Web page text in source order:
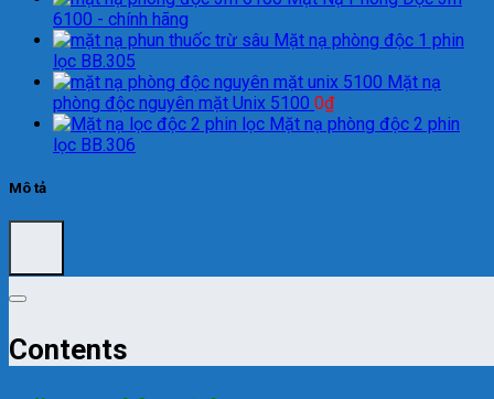
6100 - chính hãng
Mặt nạ phòng độc 1 phin
lọc BB.305
Mặt nạ
phòng độc nguyên mặt Unix 5100 0₫
Mặt nạ phòng độc 2 phin
lọc BB.306
Mô tả
Contents